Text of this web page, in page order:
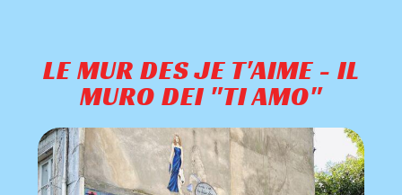
LE MUR DES JE T'AIME - IL
MURO DEI "TI AMO"